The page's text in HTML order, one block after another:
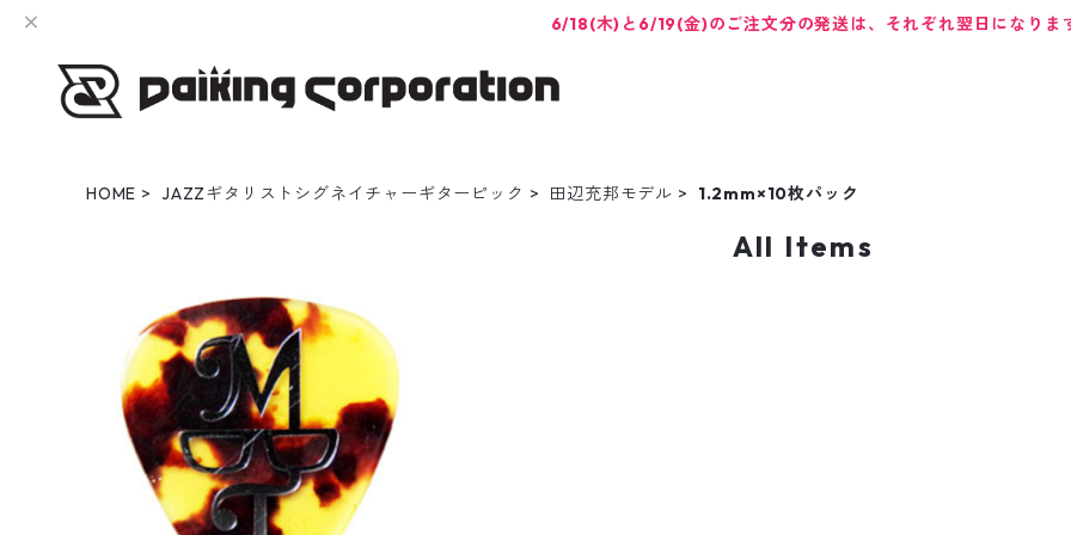
6/18(木)と6/19(金)のご注文分の発送は、それぞれ翌日になりま
HOME JAZZギタリストシグネイチャーギターピック 田辺充邦モデル 1.2mm×10枚パック
All Items